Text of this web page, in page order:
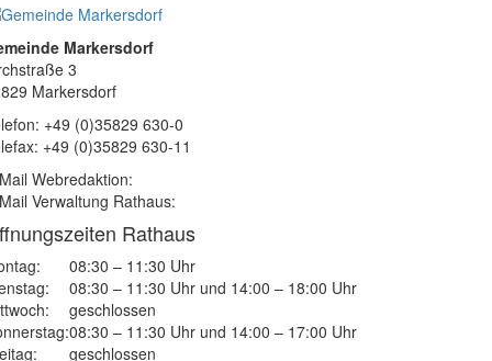
Markersdorf
3
Markersdorf
+49 (0)35829 630-0
+49 (0)35829 630-11
Webredaktion:
Verwaltung Rathaus:
Rathaus
08:30 – 11:30 Uhr
08:30 – 11:30 Uhr und 14:00 – 18:00 Uhr
geschlossen
08:30 – 11:30 Uhr und 14:00 – 17:00 Uhr
geschlossen